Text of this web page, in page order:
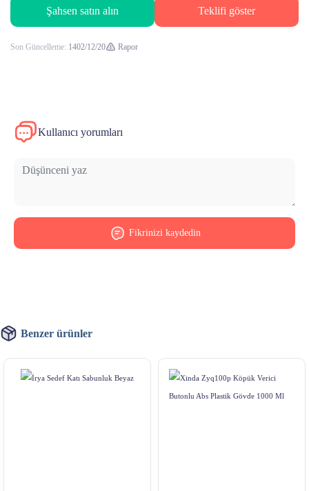
Şahsen satın alın Teklifi göster
Son Güncelleme: 1402/12/20 Rapor
Kullanıcı yorumları
Fikrinizi kaydedin
Benzer ürünler